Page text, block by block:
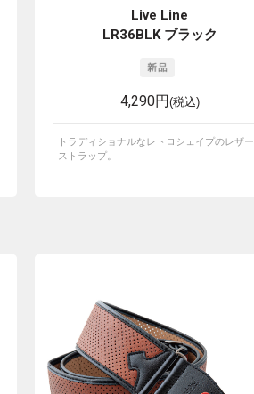
Live Line
LR36BLK ブラック
4,290円(税込)
トラディショナルなレトロシェイプのレザー
ストラップ。